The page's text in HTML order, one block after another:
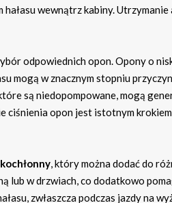
wewnątrz kabiny.
odpowiednich opon. Opony o
mogą w znacznym stopniu
są niedopompowane, mogą
opon jest istotnym
, który można dodać do
lub w drzwiach, co dodatkowo
zwłaszcza podczas jazdy na